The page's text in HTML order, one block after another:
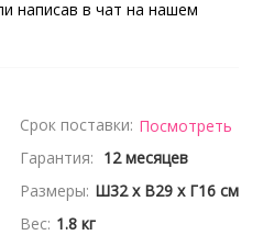
написав в чат на нашем
Срок поставки: Посмотреть
Гарантия: 12 месяцев
Размеры: Ш32 x В29 x Г16 см
Вес: 1.8 кг